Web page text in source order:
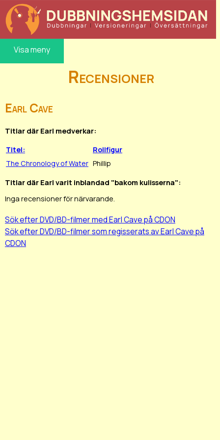
Visa meny
Recensioner
Earl Cave
Titlar där Earl medverkar:
Titel:
Rollfigur
The Chronology of Water Phillip
Titlar där Earl varit inblandad "bakom kulisserna":
Inga recensioner för närvarande.
Sök efter DVD/BD-filmer med Earl Cave på CDON
Sök efter DVD/BD-filmer som regisserats av Earl Cave på
CDON